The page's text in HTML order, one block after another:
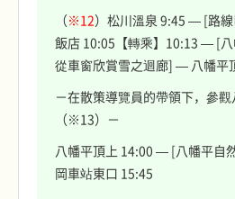
（※12）松川溫泉 9:45 — [路
飯店 10:05【轉乘】10:13 — [八
從車窗欣賞雪之迴廊] — 八幡平
－在散策導覽員的帶領下，參觀
（※13）－
八幡平頂上 14:00 — [八幡平自
岡車站東口 15:45